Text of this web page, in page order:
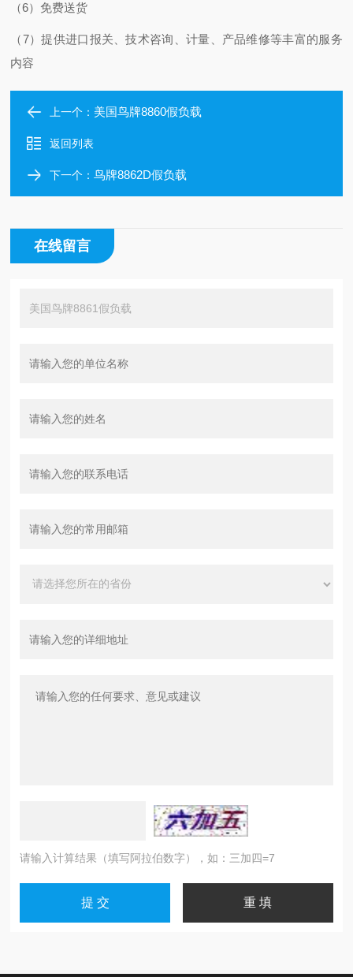
（6）免费送货
（7）提供进口报关、技术咨询、计量、产品维修等丰富的服务
内容
上一个： 美国鸟牌8860假负载
返回列表
下一个：鸟牌8862D假负载
在线留言
请输入计算结果（填写阿拉伯数字），如：三加四=7